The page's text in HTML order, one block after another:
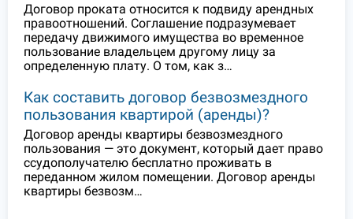
Договор проката относится к подвиду арендных
правоотношений. Соглашение подразумевает
передачу движимого имущества во временное
пользование владельцем другому лицу за
определенную плату. О том, как з…
Как составить договор безвозмездного
пользования квартирой (аренды)?
Договор аренды квартиры безвозмездного
пользования — это документ, который дает право
ссудополучателю бесплатно проживать в
переданном жилом помещении. Договор аренды
квартиры безвозм…